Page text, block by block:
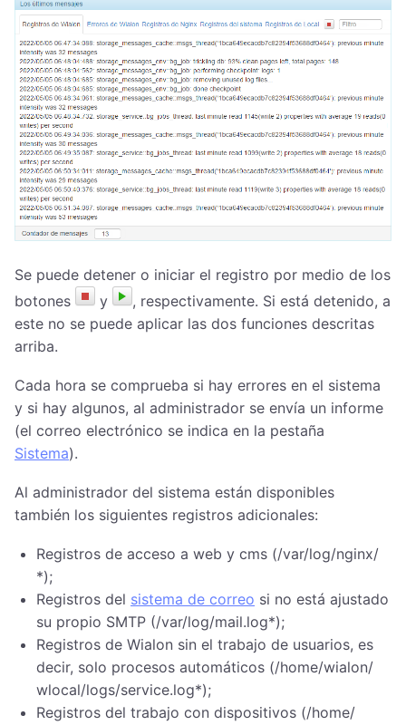
Se puede detener o iniciar el registro por medio de los
botones
y
, respectivamente. Si está detenido, a
este no se puede aplicar las dos funciones descritas
arriba.
Cada hora se comprueba si hay errores en el sistema
y si hay algunos, al administrador se envía un informe
(el correo electrónico se indica en la pestaña
Sistema).
Al administrador del sistema están disponibles
también los siguientes registros adicionales:
Registros de acceso a web y cms (/​var/​log/​nginx/​
*);​
Registros del sistema de correo si no está ajustado
su propio SMTP (/​var/​log/​mail.log*);​
Registros de Wialon sin el trabajo de usuarios, es
decir, solo procesos automáticos (/​home/​wialon/​
wlocal/​logs/​service.log*);​
Registros del trabajo con dispositivos (/​home/​